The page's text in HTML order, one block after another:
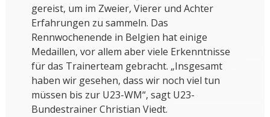
gereist, um im Zweier, Vierer und Achter
Erfahrungen zu sammeln. Das
Rennwochenende in Belgien hat einige
Medaillen, vor allem aber viele Erkenntnisse
für das Trainerteam gebracht. „Insgesamt
haben wir gesehen, dass wir noch viel tun
müssen bis zur U23-WM“, sagt U23-
Bundestrainer Christian Viedt.